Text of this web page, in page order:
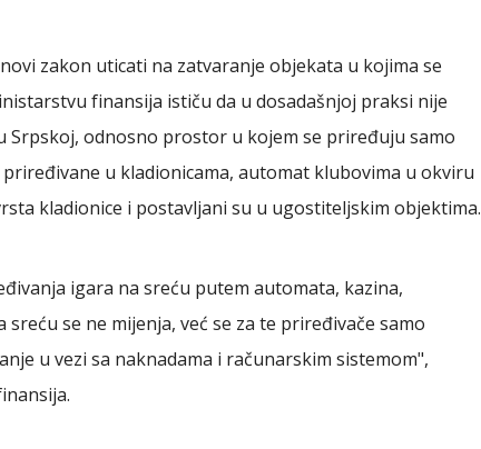
zakon uticati na zatvaranje objekata u kojima se
finansija ističu da u dosadašnjoj praksi nije
Srpskoj, odnosno prostor u kojem se priređuju samo
u kladionicama, automat klubovima u okviru
kladionice i postavljani su u ugostiteljskim objektima.
igara na sreću putem automata, kazina,
se ne mijenja, već se za te priređivače samo
u vezi sa naknadama i računarskim sistemom",